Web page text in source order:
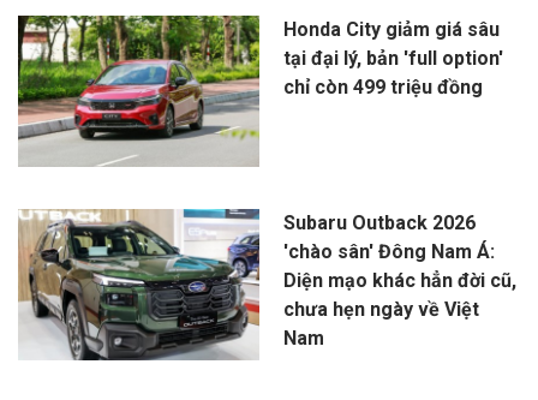
Honda City giảm giá sâu
tại đại lý, bản 'full option'
chỉ còn 499 triệu đồng
Subaru Outback 2026
'chào sân' Đông Nam Á:
Diện mạo khác hẳn đời cũ,
chưa hẹn ngày về Việt
Nam